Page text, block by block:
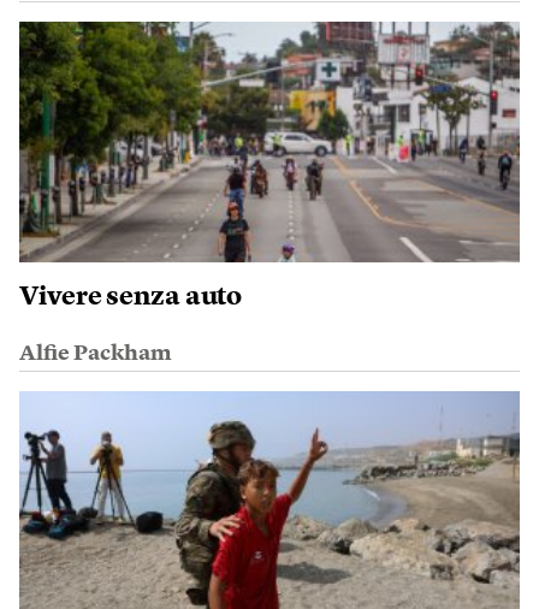
Vivere senza auto
Alfie Packham